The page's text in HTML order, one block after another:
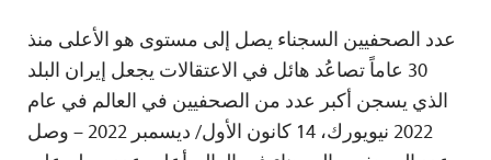
عدد الصحفيين السجناء يصل إلى مستوى هو الأعلى منذ
30 عاماً تصاعُد هائل في الاعتقالات يجعل إيران البلد
الذي يسجن أكبر عدد من الصحفيين في العالم في عام
2022 نيويورك، 14 كانون الأول/ ديسمبر 2022 – وصل